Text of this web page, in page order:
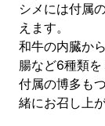
シメには付属
えます。
和牛の内臓か
腸など6種類を
付属の博多も
緒にお召し上